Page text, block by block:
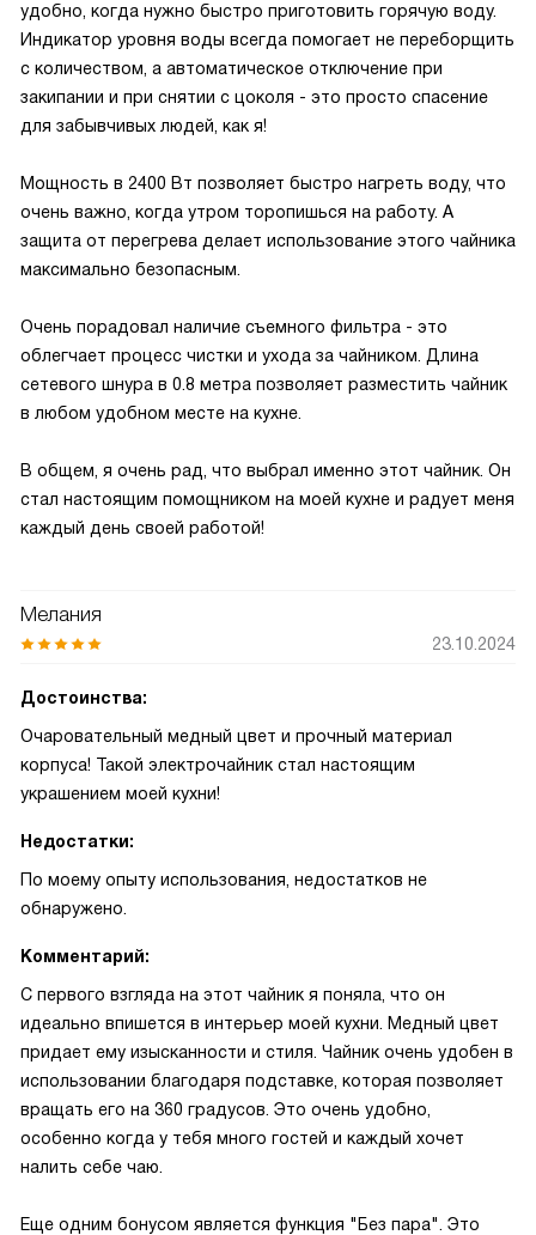
удобно, когда нужно быстро приготовить горячую воду.
Индикатор уровня воды всегда помогает не переборщить
с количеством, а автоматическое отключение при
закипании и при снятии с цоколя - это просто спасение
для забывчивых людей, как я!
Мощность в 2400 Вт позволяет быстро нагреть воду, что
очень важно, когда утром торопишься на работу. А
защита от перегрева делает использование этого чайника
максимально безопасным.
Очень порадовал наличие съемного фильтра - это
облегчает процесс чистки и ухода за чайником. Длина
сетевого шнура в 0.8 метра позволяет разместить чайник
в любом удобном месте на кухне.
В общем, я очень рад, что выбрал именно этот чайник. Он
стал настоящим помощником на моей кухне и радует меня
каждый день своей работой!
Мелания
23.10.2024
Достоинства:
Очаровательный медный цвет и прочный материал
корпуса! Такой электрочайник стал настоящим
украшением моей кухни!
Недостатки:
По моему опыту использования, недостатков не
обнаружено.
Комментарий:
С первого взгляда на этот чайник я поняла, что он
идеально впишется в интерьер моей кухни. Медный цвет
придает ему изысканности и стиля. Чайник очень удобен в
использовании благодаря подставке, которая позволяет
вращать его на 360 градусов. Это очень удобно,
особенно когда у тебя много гостей и каждый хочет
налить себе чаю.
Еще одним бонусом является функция "Без пара". Это